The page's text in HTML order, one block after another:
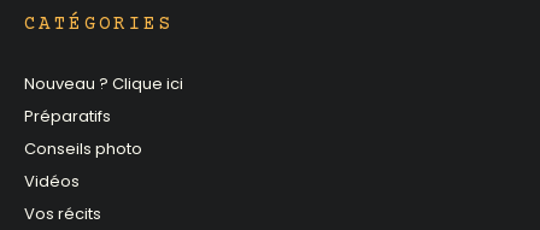
CATÉGORIES
Nouveau ? Clique ici
Préparatifs
Conseils photo
Vidéos
Vos récits